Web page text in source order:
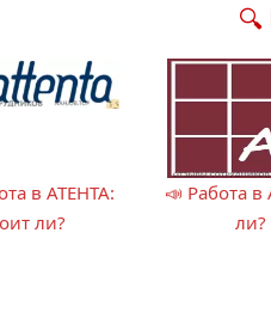
в АТЕНТА:
ли?
📣 Работа в
ли?